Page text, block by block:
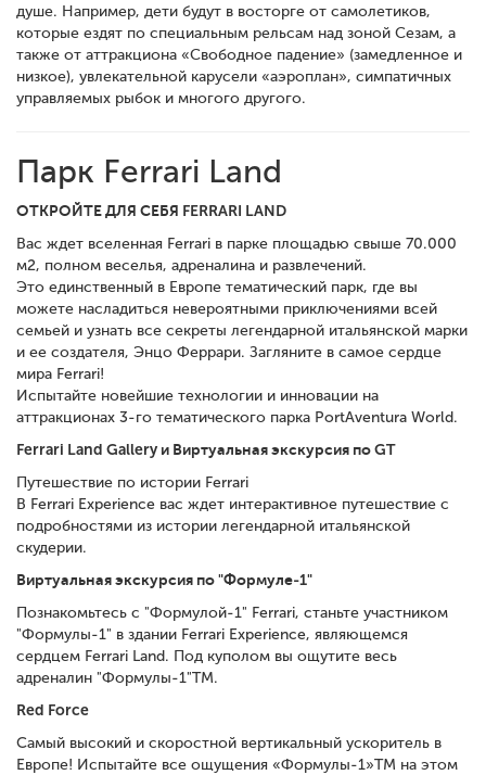
душе. Например, дети будут в восторге от самолетиков,
которые ездят по специальным рельсам над зоной Сезам, а
также от аттракциона «Свободное падение» (замедленное и
низкое), увлекательной карусели «аэроплан», симпатичных
управляемых рыбок и многого другого.
Парк Ferrari Land
ОТКРОЙТЕ ДЛЯ СЕБЯ FERRARI LAND
Вас ждет вселенная Ferrari в парке площадью свыше 70.000
м2, полном веселья, адреналина и развлечений.
Это единственный в Европе тематический парк, где вы
можете насладиться невероятными приключениями всей
семьей и узнать все секреты легендарной итальянской марки
и ее создателя, Энцо Феррари. Загляните в самое сердце
мира Ferrari!
Испытайте новейшие технологии и инновации на
аттракционах 3-го тематического парка PortAventura World.
Ferrari Land Gallery и Виртуальная экскурсия по GT
Путешествие по истории Ferrari
В Ferrari Experience вас ждет интерактивное путешествие с
подробностями из истории легендарной итальянской
скудерии.
Виртуальная экскурсия по "Формуле-1"
Познакомьтесь с "Формулой-1" Ferrari, cтаньте участником
"Формулы-1" в здании Ferrari Experience, являющемся
сердцем Ferrari Land. Под куполом вы ощутите весь
адреналин "Формулы-1"TM.
Red Force
Cамый высокий и скоростной вертикальный ускоритель в
Eвропе! Испытайте все ощущения «Формулы-1»TM на этом